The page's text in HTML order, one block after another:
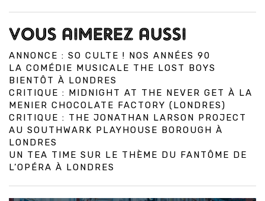
VOUS AIMEREZ AUSSI
ANNONCE : SO CULTE ! NOS ANNÉES 90
LA COMÉDIE MUSICALE THE LOST BOYS
BIENTÔT À LONDRES
CRITIQUE : MIDNIGHT AT THE NEVER GET À LA
MENIER CHOCOLATE FACTORY (LONDRES)
CRITIQUE : THE JONATHAN LARSON PROJECT
AU SOUTHWARK PLAYHOUSE BOROUGH À
LONDRES
UN TEA TIME SUR LE THÈME DU FANTÔME DE
L’OPÉRA À LONDRES